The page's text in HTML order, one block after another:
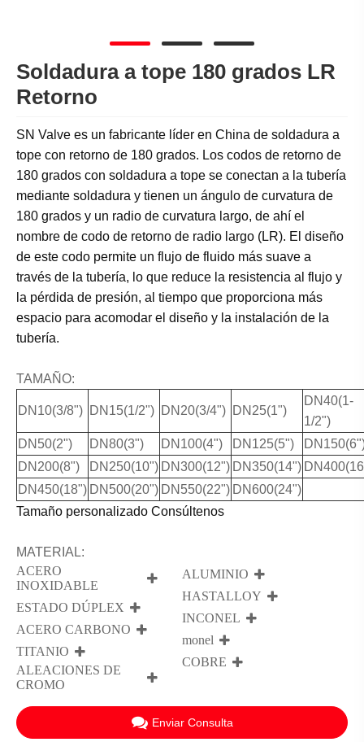
Soldadura a tope 180 grados LR
Retorno
SN Valve es un fabricante líder en China de soldadura a
tope con retorno de 180 grados. Los codos de retorno de
180 grados con soldadura a tope se conectan a la tubería
mediante soldadura y tienen un ángulo de curvatura de
180 grados y un radio de curvatura largo, de ahí el
nombre de codo de retorno de radio largo (LR). El diseño
de este codo permite un flujo de fluido más suave a
través de la tubería, lo que reduce la resistencia al flujo y
la pérdida de presión, al tiempo que proporciona más
espacio para acomodar el diseño y la instalación de la
tubería.
TAMAÑO:
DN10(3/8") DN15(1/2") DN20(3/4") DN25(1")
DN40(1-
1/2")
DN50(2")
DN80(3") DN100(4") DN125(5")
DN200(8")
DN250(10") DN300(12") DN350(14")
DN450(18") DN500(20") DN550(22") DN600(24")
Tamaño personalizado Consúltenos
MATERIAL:
ACERO
INOXIDABLE
ESTADO DÚPLEX
ACERO CARBONO
TITANIO
ALEACIONES DE
CROMO
ALUMINIO
HASTALLOY
INCONEL
monel
COBRE
Enviar Consulta